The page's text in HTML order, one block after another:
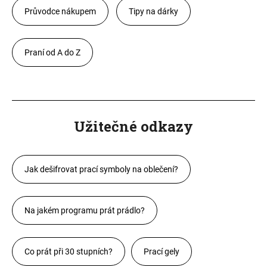
Průvodce nákupem Tipy na dárky
Praní od A do Z
Užitečné odkazy
Jak dešifrovat prací symboly na oblečení?
Na jakém programu prát prádlo?
Co prát při 30 stupních? Prací gely